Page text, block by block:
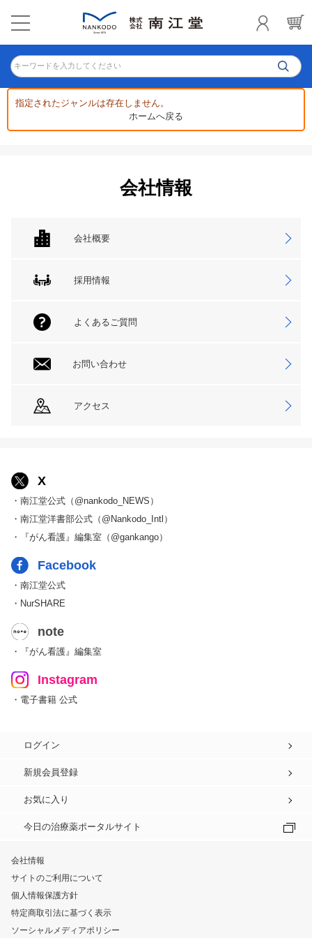
キーワードを入力してください
指定されたジャンルは存在しません。
ホームへ戻る
会社情報
会社概要
採用情報
よくあるご質問
お問い合わせ
アクセス
X
・南江堂公式（@nankodo_NEWS）
・南江堂洋書部公式（@Nankodo_Intl）
・『がん看護』編集室（@gankango）
Facebook
・南江堂公式
・NurSHARE
note
・『がん看護』編集室
Instagram
・電子書籍 公式
ログイン
新規会員登録
お気に入り
今日の治療薬ポータルサイト
会社情報
サイトのご利用について
個人情報保護方針
特定商取引法に基づく表示
ソーシャルメディアポリシー